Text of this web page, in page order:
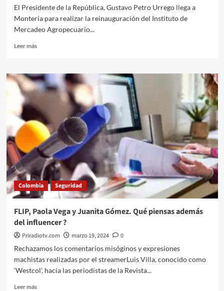
El Presidente de la República, Gustavo Petro Urrego llega a
Montería para realizar la reinauguración del Instituto de
Mercadeo Agropecuario...
Leer másLeer
Presidente
Gustavo
Petro
el
IDEMA
de
Montería
Colombia Seguridad
FLIP, Paola Vega y Juanita Gómez. Qué piensas además
del influencer ?
Priradiotv.com marzo 19, 2024
0
Rechazamos los comentarios misóginos y expresiones
machistas realizadas por el streamerLuis Villa, conocido como
‘Westcol’, hacia las periodistas de la Revista...
Leer másLeer